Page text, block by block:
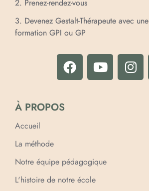
2. Prenez-rendez-vous
3. Devenez Gestalt-Thérapeute avec une
formation GPI ou GP
À PROPOS
Accueil
La méthode
Notre équipe pédagogique
L'histoire de notre école